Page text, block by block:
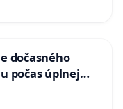
dočasného
počas úplnej